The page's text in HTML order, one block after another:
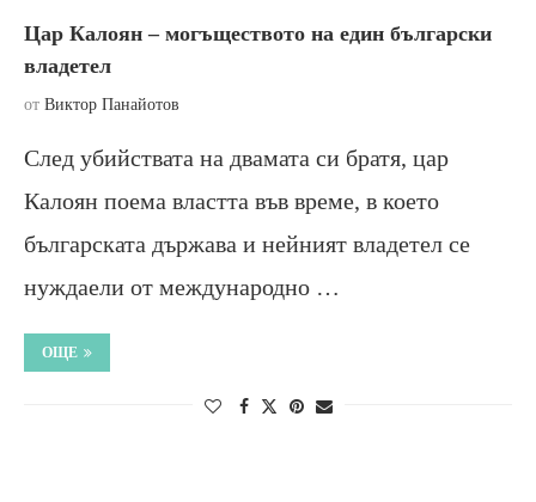
Цар Калоян – могъществото на един български
владетел
от Виктор Панайотов
След убийствата на двамата си братя, цар
Калоян поема властта във време, в което
българската държава и нейният владетел се
нуждаели от международно …
ОЩЕ